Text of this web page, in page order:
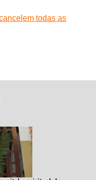
todas as